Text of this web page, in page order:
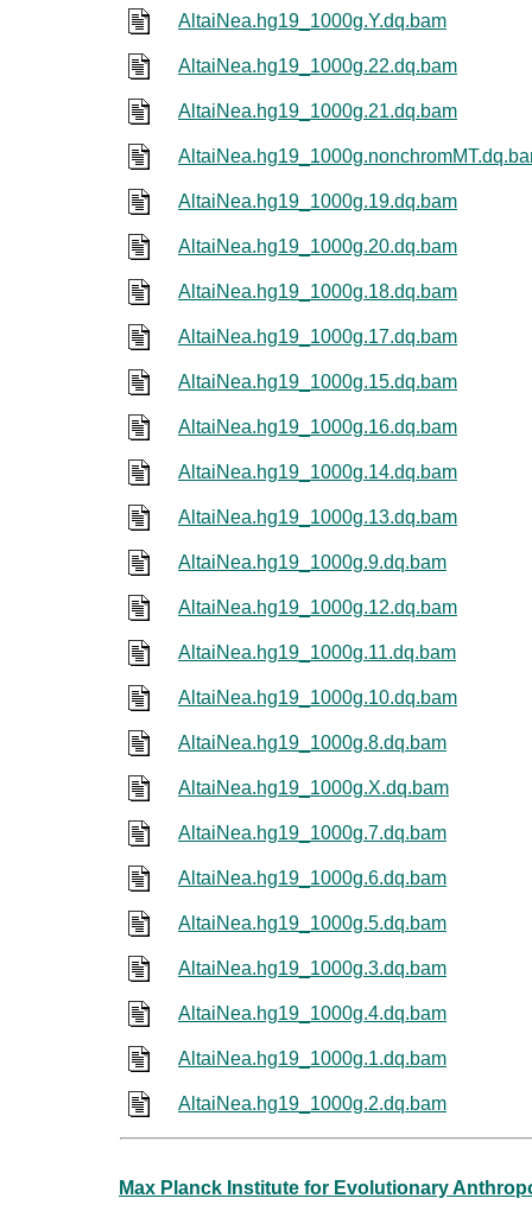
AltaiNea.hg19_1000g.Y.dq.bam
AltaiNea.hg19_1000g.22.dq.bam
AltaiNea.hg19_1000g.21.dq.bam
AltaiNea.hg19_1000g.19.dq.bam
AltaiNea.hg19_1000g.20.dq.bam
AltaiNea.hg19_1000g.18.dq.bam
AltaiNea.hg19_1000g.17.dq.bam
AltaiNea.hg19_1000g.15.dq.bam
AltaiNea.hg19_1000g.16.dq.bam
AltaiNea.hg19_1000g.14.dq.bam
AltaiNea.hg19_1000g.13.dq.bam
AltaiNea.hg19_1000g.9.dq.bam
AltaiNea.hg19_1000g.12.dq.bam
AltaiNea.hg19_1000g.11.dq.bam
AltaiNea.hg19_1000g.10.dq.bam
AltaiNea.hg19_1000g.8.dq.bam
AltaiNea.hg19_1000g.X.dq.bam
AltaiNea.hg19_1000g.7.dq.bam
AltaiNea.hg19_1000g.6.dq.bam
AltaiNea.hg19_1000g.5.dq.bam
AltaiNea.hg19_1000g.3.dq.bam
AltaiNea.hg19_1000g.4.dq.bam
AltaiNea.hg19_1000g.1.dq.bam
AltaiNea.hg19_1000g.2.dq.bam
Max Planck Institute for Evolutionary